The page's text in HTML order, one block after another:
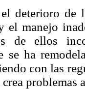
deterioro de
el manejo
de ellos
se ha
con las
problemas